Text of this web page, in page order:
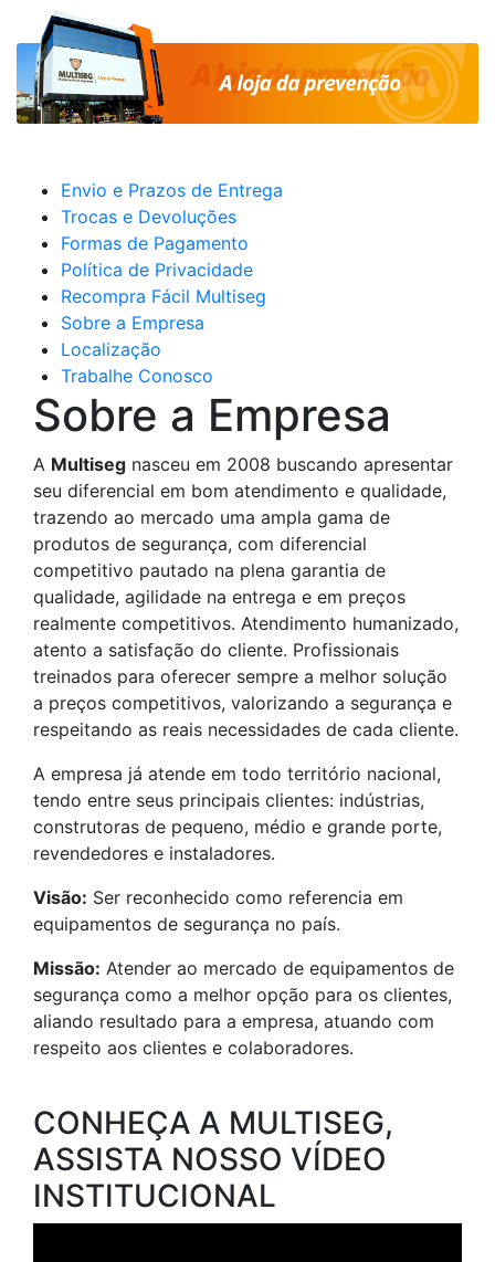
Envio e Prazos de Entrega
Trocas e Devoluções
Formas de Pagamento
Política de Privacidade
Recompra Fácil Multiseg
Sobre a Empresa
Localização
Trabalhe Conosco
Sobre a Empresa
A Multiseg nasceu em 2008 buscando apresentar
seu diferencial em bom atendimento e qualidade,
trazendo ao mercado uma ampla gama de
produtos de segurança, com diferencial
competitivo pautado na plena garantia de
qualidade, agilidade na entrega e em preços
realmente competitivos. Atendimento humanizado,
atento a satisfação do cliente. Profissionais
treinados para oferecer sempre a melhor solução
a preços competitivos, valorizando a segurança e
respeitando as reais necessidades de cada cliente.
A empresa já atende em todo território nacional,
tendo entre seus principais clientes: indústrias,
construtoras de pequeno, médio e grande porte,
revendedores e instaladores.
Visão: Ser reconhecido como referencia em
equipamentos de segurança no país.
Missão: Atender ao mercado de equipamentos de
segurança como a melhor opção para os clientes,
aliando resultado para a empresa, atuando com
respeito aos clientes e colaboradores.
CONHEÇA A MULTISEG,
ASSISTA NOSSO VÍDEO
INSTITUCIONAL